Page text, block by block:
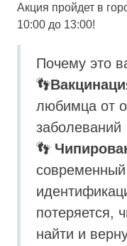
Акция пройдет в
10:00 до 13:00!
Почему это
👣
любимца от
заболеваний
👣
потеряется,
найти и